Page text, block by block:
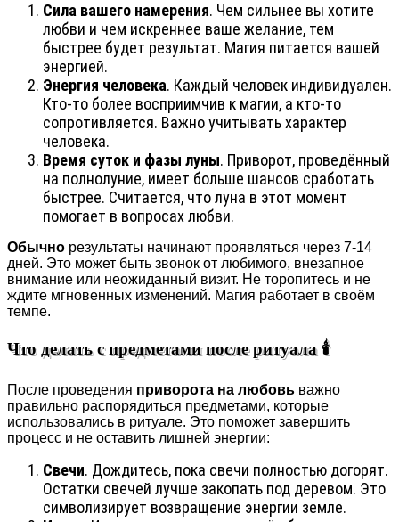
Сила вашего намерения. Чем сильнее вы хотите
любви и чем искреннее ваше желание, тем
быстрее будет результат. Магия питается вашей
энергией.
Энергия человека. Каждый человек индивидуален.
Кто-то более восприимчив к магии, а кто-то
сопротивляется. Важно учитывать характер
человека.
Время суток и фазы луны. Приворот, проведённый
на полнолуние, имеет больше шансов сработать
быстрее. Считается, что луна в этот момент
помогает в вопросах любви.
Обычно результаты начинают проявляться через 7-14
дней. Это может быть звонок от любимого, внезапное
внимание или неожиданный визит. Не торопитесь и не
ждите мгновенных изменений. Магия работает в своём
темпе.
Что делать с предметами после ритуала 🕯️
После проведения приворота на любовь важно
правильно распорядиться предметами, которые
использовались в ритуале. Это поможет завершить
процесс и не оставить лишней энергии:
Свечи. Дождитесь, пока свечи полностью догорят.
Остатки свечей лучше закопать под деревом. Это
символизирует возвращение энергии земле.